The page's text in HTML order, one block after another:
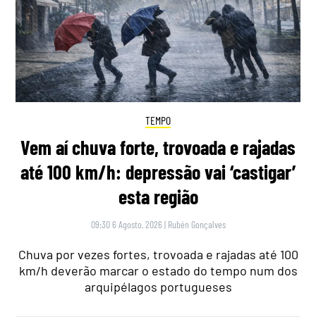
TEMPO
Vem aí chuva forte, trovoada e rajadas
até 100 km/h: depressão vai ‘castigar’
esta região
09:30 6 Agosto, 2026 | Rubén Gonçalves
Chuva por vezes fortes, trovoada e rajadas até 100
km/h deverão marcar o estado do tempo num dos
arquipélagos portugueses